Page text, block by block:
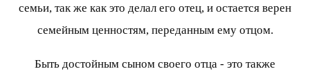
семьи, так же как это делал его отец, и остается верен
семейным ценностям, переданным ему отцом.
Быть достойным сыном своего отца - это также